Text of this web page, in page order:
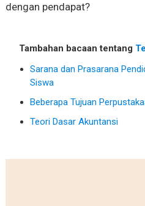
dengan pendapat?
Tambahan bacaan tentang
Sarana dan Prasarana
Siswa
Beberapa Tujuan
Teori Dasar Akuntansi